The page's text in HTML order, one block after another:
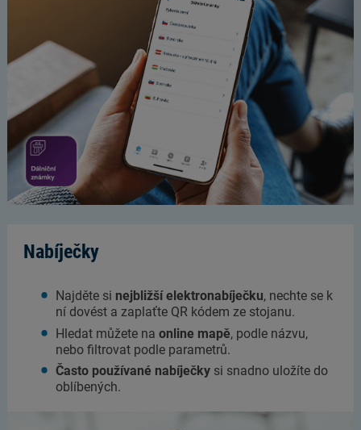
Nabíječky
Najděte si nejbližší elektronabíječku, nechte se k
ní dovést a zaplaťte QR kódem ze stojanu.
Hledat můžete na online mapě, podle názvu,
nebo filtrovat podle parametrů.
Často používané nabíječky si snadno uložíte do
oblíbených.